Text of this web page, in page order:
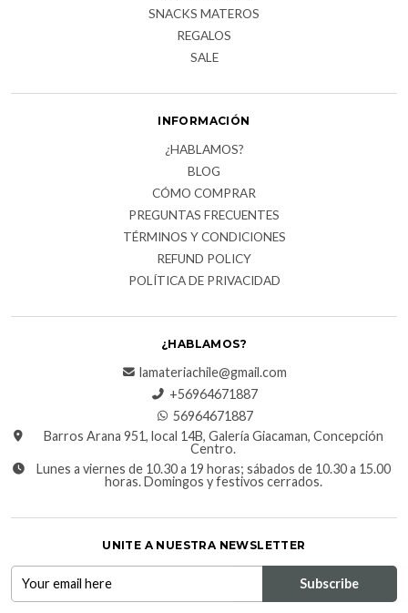
SNACKS MATEROS
REGALOS
SALE
INFORMACIÓN
¿HABLAMOS?
BLOG
CÓMO COMPRAR
PREGUNTAS FRECUENTES
TÉRMINOS Y CONDICIONES
REFUND POLICY
POLÍTICA DE PRIVACIDAD
¿HABLAMOS?
lamateriachile@gmail.com
+56964671887
56964671887
Barros Arana 951, local 14B, Galería Giacaman, Concepción
Centro.
Lunes a viernes de 10.30 a 19 horas; sábados de 10.30 a 15.00
horas. Domingos y festivos cerrados.
UNITE A NUESTRA NEWSLETTER